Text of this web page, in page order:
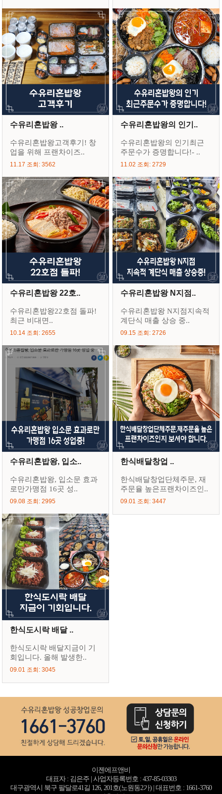
수유리혼밥왕 ..
수유리혼밥왕고객후기! 창
업을 위해 프랜차이즈..
11.17 조회: 3562
수유리혼밥왕의 인기..
수유리혼밥왕의 인기최근
주문수가 증명합니다!- ..
11.02 조회: 2729
수유리혼밥왕 22호..
수유리혼밥왕22호점 돌파!
최근 비대면..
10.14 조회: 2655
수유리혼밥왕 N지점..
수유리혼밥왕 N지점지속적
계단식 매출 상승 중..
09.15 조회: 2726
수유리혼밥왕, 입소..
수유리혼밥왕, 입소문 효과
로만가맹점 16곳 성..
09.08 조회: 2995
한식배달창업 ..
한식배달창업단체주문, 재
주문율 높은프랜차이즈인..
09.01 조회: 3447
한식도시락 배달 ..
한식도시락 배달지금이 기
회입니다. 올해 발생한..
09.01 조회: 3045
이젠에프앤비
대표자 : 김은주 | 사업자등록번호 : 437-85-03303
대구광역시 북구 팔달로41길 126, 201호(노원동2가) | 대표번호 : 1661-3760